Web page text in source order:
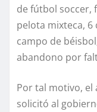
de fútbol soccer,
pelota mixteca, 6
campo de
abandono por
Por tal motivo, el
solicitó al